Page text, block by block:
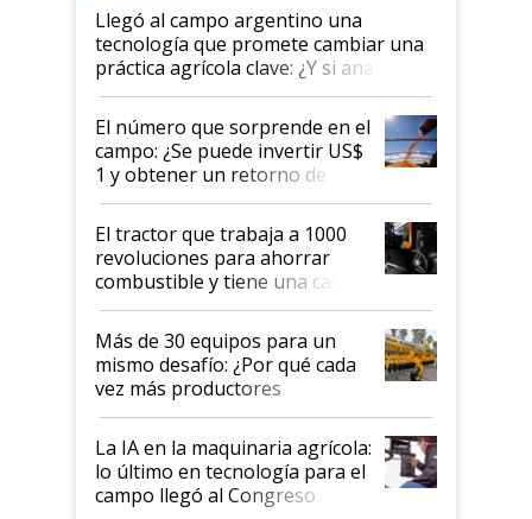
Llegó al campo argentino una
tecnología que promete cambiar una
práctica agrícola clave: ¿Y si analizar
el suelo fuera tan simple como
apretar un botón?
El número que sorprende en el
campo: ¿Se puede invertir US$
1 y obtener un retorno de
hasta US$ 10 en agricultura?
El tractor que trabaja a 1000
revoluciones para ahorrar
combustible y tiene una cabina
que parece una computadora:
lo último en el mundo,
disponible en Argentina
Más de 30 equipos para un
mismo desafío: ¿Por qué cada
vez más productores
incorporan fertilizante bajo
tierra?
La IA en la maquinaria agrícola:
lo último en tecnología para el
campo llegó al Congreso